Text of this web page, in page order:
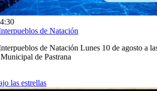
de Natación
de Natación Lunes 10 de agosto a
de Pastrana
las estrellas